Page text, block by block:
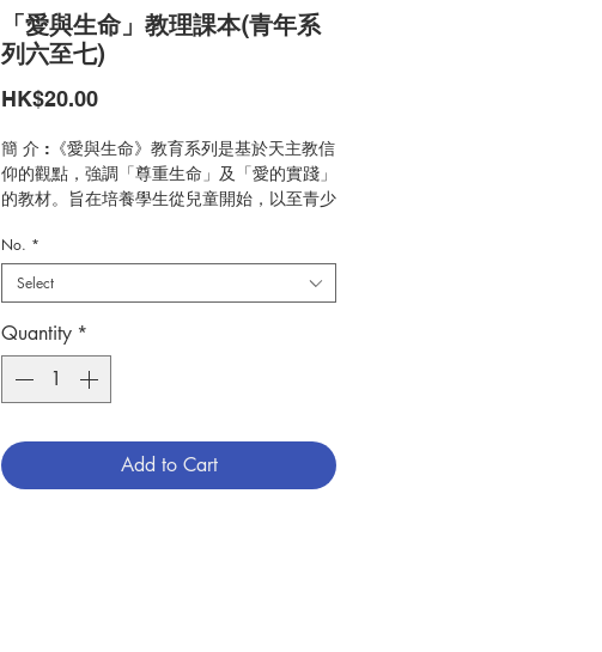
「愛與生命」教理課本(青年系
列六至七)
HK$20.00Price
簡 介 :《愛與生命》教育系列是基於天主教信
仰的觀點，強調「尊重生命」及「愛的實踐」
的教材。旨在培養學生從兒童開始，以至青少
係。 「愛與生命」教育系列不僅傳授生理和
健康的知識，更特別關心價值的建立和品格的
陶成，教導學生如何可以在處理人與人關係的
過程中，變得更成熟、更負責、更有愛心。本
教育系列之教材圍繞家庭、學校及其他人際關
係的生活經驗，向兒童灌輸父母之愛、兄弟之
情，以至同學、朋友間的互相尊重，進而協助
最終幫助兒童去實踐愛的生活。連同本教育系
列一併編製的教師資料，內容包括各課題的參
No. *
Select
Quantity *
Add to Cart